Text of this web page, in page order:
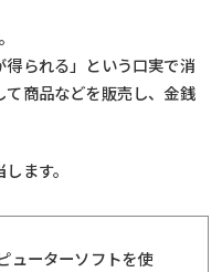
られる」という口実で消
商品などを販売し、金銭
ます。
ューターソフトを使